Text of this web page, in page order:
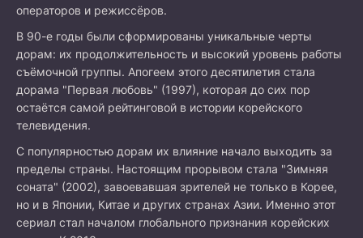
операторов и режиссёров.
В 90-е годы были сформированы уникальные черты
дорам: их продолжительность и высокий уровень работы
съёмочной группы. Апогеем этого десятилетия стала
дорама "Первая любовь" (1997), которая до сих пор
остаётся самой рейтинговой в истории корейского
телевидения.
С популярностью дорам их влияние начало выходить за
пределы страны. Настоящим прорывом стала "Зимняя
соната" (2002), завоевавшая зрителей не только в Корее,
но и в Японии, Китае и других странах Азии. Именно этот
сериал стал началом глобального признания корейских